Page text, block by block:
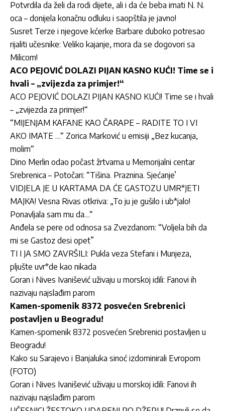
Potvrdila da želi da rodi dijete, ali i da će beba imati N. N.
oca – donijela konačnu odluku i saopštila je javno!
Susret Terze i njegove kćerke Barbare duboko potresao
rijaliti učesnike: Veliko kajanje, mora da se dogovori sa
Milicom!
ACO PEJOVIĆ DOLAZI PIJAN KASNO KUĆI! Time se i
hvali – „zvijezda za primjer!“
ACO PEJOVIĆ DOLAZI PIJAN KASNO KUĆI! Time se i hvali
– „zvijezda za primjer!“
“MIJENJAM KAFANE KAO ČARAPE – RADITE TO I VI
AKO IMATE …“ Zorica Marković u emisiji „Bez kucanja,
molim“
Dino Merlin odao počast žrtvama u Memorijalni centar
Srebrenica – Potočari: “Tišina. Praznina. Sjećanje’
VIDJELA JE U KARTAMA DA ĆE GASTOZU UMR*JETI
MAJKA! Vesna Rivas otkriva: „To ju je gušilo i ub*jalo!
Ponavljala sam mu da…“
Anđela se pere od odnosa sa Zvezdanom: “Voljela bih da
mi se Gastoz desi opet”
TI I JA SMO ZAVRŠILI: Pukla veza Stefani i Munjeza,
pljušte uvr*de kao nikada
Goran i Nives Ivanišević uživaju u morskoj idili: Fanovi ih
nazivaju najslađim parom
Kamen-spomenik 8372 posvećen Srebrenici
postavljen u Beogradu!
Kamen-spomenik 8372 posvećen Srebrenici postavljen u
Beogradu!
Kako su Sarajevo i Banjaluka sinoć izdominirali Evropom
(FOTO)
Goran i Nives Ivanišević uživaju u morskoj idili: Fanovi ih
nazivaju najslađim parom